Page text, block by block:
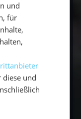
verpassen
oder
dir
der
die Segel und
Seite
und
für
diese und